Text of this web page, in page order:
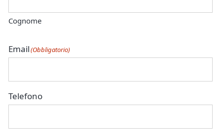
Cognome
Email(Obbligatorio)
Telefono